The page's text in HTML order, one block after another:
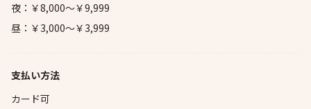
夜：￥8,000～￥9,999
昼：￥3,000～￥3,999
支払い方法
カード可